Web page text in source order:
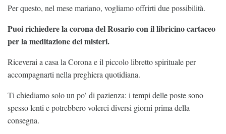
Per questo, nel mese mariano, vogliamo offrirti due possibilità.
Puoi richiedere la corona del Rosario con il libricino cartaceo
per la meditazione dei misteri.
Riceverai a casa la Corona e il piccolo libretto spirituale per
accompagnarti nella preghiera quotidiana.
Ti chiediamo solo un po’ di pazienza: i tempi delle poste sono
spesso lenti e potrebbero volerci diversi giorni prima della
consegna.